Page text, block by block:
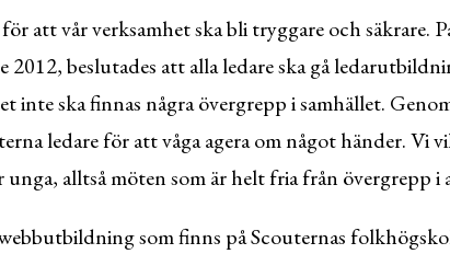
att vår verksamhet ska bli tryggare och säkrare.
2012, beslutades att alla ledare ska gå
inte ska finnas några övergrepp i samhället.
ledare för att våga agera om något händer. Vi
alltså möten som är helt fria från övergrepp i
som finns på Scouternas